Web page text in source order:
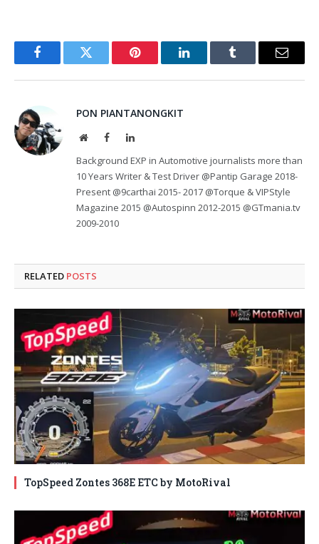
FacebookTwitter Pinterest LinkedInTumblr Email
PON PIANTANONGKIT
WebsiteFacebookLinkedIn
Background EXP in Automotive journalists more than
10 Years Writer & Test Driver @Pantip Garage 2018-
Present @9carthai 2015- 2017 @Torque & VIPStyle
Magazine 2015 @Autospinn 2012-2015 @GTmania.tv
2009-2010
RELATED POSTS
TopSpeed Zontes 368E ETC by MotoRival